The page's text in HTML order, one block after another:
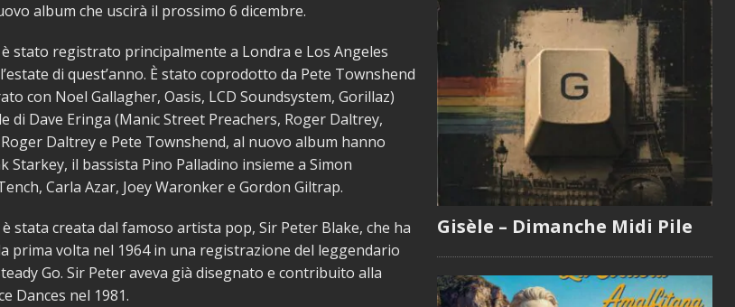
album che uscirà il prossimo 6 dicembre.
è stato registrato principalmente a Londra e Los Angeles
di quest’anno. È stato coprodotto da Pete Townshend
con Noel Gallagher, Oasis, LCD Soundsystem, Gorillaz)
di Dave Eringa (Manic Street Preachers, Roger Daltrey,
Daltrey e Pete Townshend, al nuovo album hanno
Starkey, il bassista Pino Palladino insieme a Simon
Carla Azar, Joey Waronker e Gordon Giltrap.
stata creata dal famoso artista pop, Sir Peter Blake, che ha
prima volta nel 1964 in una registrazione del leggendario
Go. Sir Peter aveva già disegnato e contribuito alla
Dances nel 1981.
Gisèle – Dimanche Midi Pile